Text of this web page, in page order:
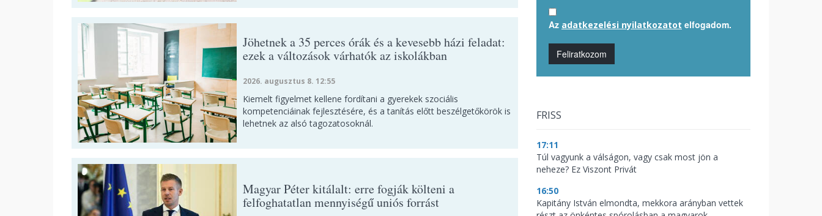
Jöhetnek a 35 perces órák és a kevesebb házi feladat:
ezek a változások várhatók az iskolákban
2026. augusztus 8. 12:55
Kiemelt figyelmet kellene fordítani a gyerekek szociális
kompetenciáinak fejlesztésére, és a tanítás előtt beszélgetőkörök is
lehetnek az alsó tagozatosoknál.
Magyar Péter kitálalt: erre fogják költeni a
felfoghatatlan mennyiségű uniós forrást
Az adatkezelési nyilatkozatot elfogadom.
Feliratkozom
FRISS
17:11
Túl vagyunk a válságon, vagy csak most jön a
neheze? Ez Viszont Privát
16:50
Kapitány István elmondta, mekkora arányban vettek